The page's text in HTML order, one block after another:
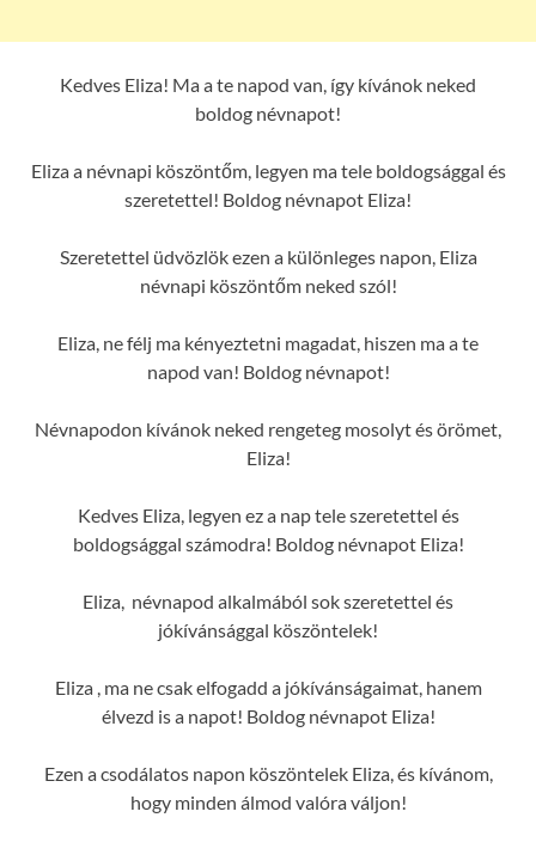
Kedves Eliza! Ma a te napod van, így kívánok neked
boldog névnapot!
Eliza a névnapi köszöntőm, legyen ma tele boldogsággal és
szeretettel! Boldog névnapot Eliza!
Szeretettel üdvözlök ezen a különleges napon, Eliza
névnapi köszöntőm neked szól!
Eliza, ne félj ma kényeztetni magadat, hiszen ma a te
napod van! Boldog névnapot!
Névnapodon kívánok neked rengeteg mosolyt és örömet,
Eliza!
Kedves Eliza, legyen ez a nap tele szeretettel és
boldogsággal számodra! Boldog névnapot Eliza!
Eliza, névnapod alkalmából sok szeretettel és
jókívánsággal köszöntelek!
Eliza , ma ne csak elfogadd a jókívánságaimat, hanem
élvezd is a napot! Boldog névnapot Eliza!
Ezen a csodálatos napon köszöntelek Eliza, és kívánom,
hogy minden álmod valóra váljon!